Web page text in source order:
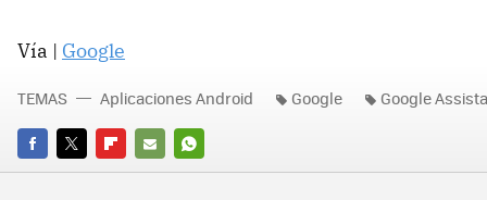
Vía | Google
FACEBOOK
TWITTERFLIPBOARD
E-
WHATSAPP
TEMAS Aplicaciones Android Google Google